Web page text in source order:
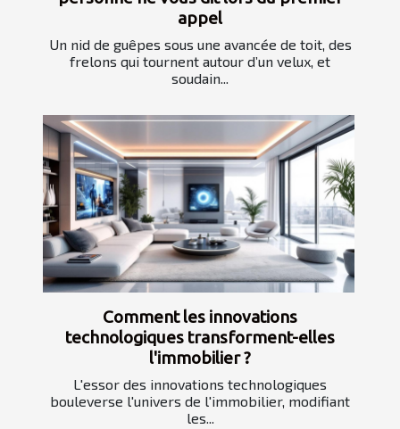
appel
Un nid de guêpes sous une avancée de toit, des
frelons qui tournent autour d’un velux, et
soudain...
Comment les innovations
technologiques transforment-elles
l'immobilier ?
L'essor des innovations technologiques
bouleverse l'univers de l'immobilier, modifiant
les...